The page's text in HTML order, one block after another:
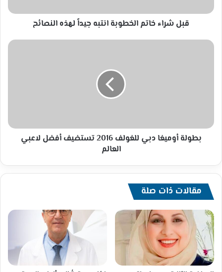
قبل شراء خاتم الخطوبة انتبه جيداً لهذه النصائح
بطولة
العالم
بطولة أوميغا دبي للغولف 2016 تستضيف أفضل لاعبي
العالم
مقالات ذات صلة